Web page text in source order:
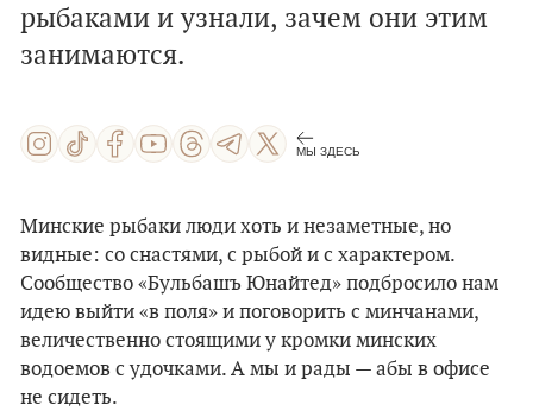
рыбаками и узнали, зачем они этим
занимаются.
МЫ ЗДЕСЬ
Минские рыбаки люди хоть и незаметные, но
видные: со снастями, с рыбой и с характером.
Сообщество «Бульбашъ Юнайтед» подбросило нам
идею выйти «в поля» и поговорить с минчанами,
величественно стоящими у кромки минских
водоемов с удочками. А мы и рады — абы в офисе
не сидеть.